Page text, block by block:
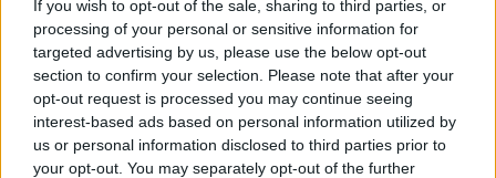
If you wish to opt-out of the sale, sharing to third parties, or
processing of your personal or sensitive information for
targeted advertising by us, please use the below opt-out
section to confirm your selection. Please note that after your
opt-out request is processed you may continue seeing
interest-based ads based on personal information utilized by
us or personal information disclosed to third parties prior to
your opt-out. You may separately opt-out of the further
Footage of a Ukrainian UAV flying under the
cheerful sounds of small arms in
#NorthOssetia, the area of the#Mozdok
military airfield, the base of russian strategic
bombers TU-22M3.